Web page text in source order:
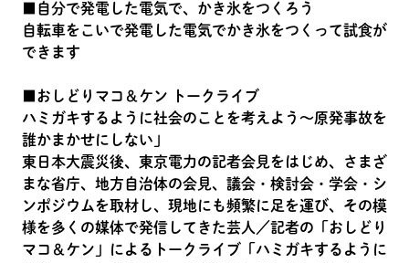
■自分で発電した電気で、かき氷をつくろう
自転車をこいで発電した電気でかき氷をつくって試食が
できます
■おしどりマコ＆ケン トークライブ
ハミガキするように社会のことを考えよう～原発事故を
誰かまかせにしない」
東日本大震災後、東京電力の記者会見をはじめ、さまざ
まな省庁、地方自治体の会見、議会・検討会・学会・シ
ンポジウムを取材し、現地にも頻繁に足を運び、その模
様を多くの媒体で発信してきた芸人／記者の「おしどり
マコ＆ケン」によるトークライブ「ハミガキするように